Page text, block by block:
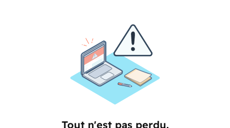
Tout n'est pas perdu.